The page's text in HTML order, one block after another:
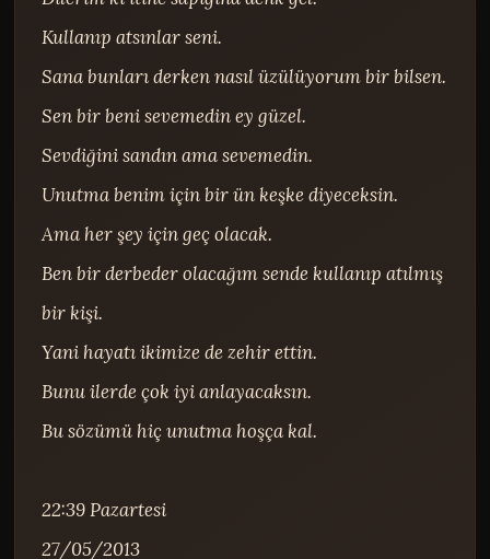
Kullanıp atsınlar seni.
Sana bunları derken nasıl üzülüyorum bir bilsen.
Sen bir beni sevemedin ey güzel.
Sevdiğini sandın ama sevemedin.
Unutma benim için bir ün keşke diyeceksin.
Ama her şey için geç olacak.
Ben bir derbeder olacağım sende kullanıp atılmış
bir kişi.
Yani hayatı ikimize de zehir ettin.
Bunu ilerde çok iyi anlayacaksın.
Bu sözümü hiç unutma hoşça kal.
22:39 Pazartesi
27/05/2013